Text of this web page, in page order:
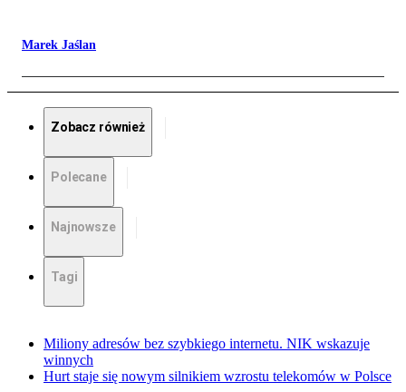
Marek Jaślan
Zobacz również
Polecane
Najnowsze
Tagi
Miliony adresów bez szybkiego internetu. NIK wskazuje
winnych
Hurt staje się nowym silnikiem wzrostu telekomów w Polsce